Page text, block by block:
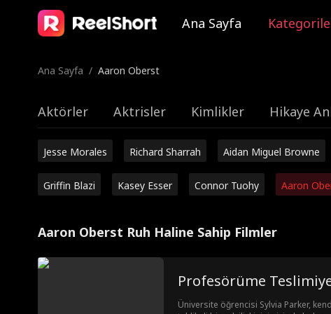
Ana Sayfa
Ana Sayfa / Aaron Oberst
Aktörler Aktrisler Kimlikler Hikaye
Jesse Morales Richard Sharrah Aidan Miguel Browne
Griffin Blazi Kasey Esser Connor Tuohy Aaron
Aaron Oberst Ruh Haline Sahip Filmler
Profesörüme
Üniversite öğrencisi Sylvia Parker,